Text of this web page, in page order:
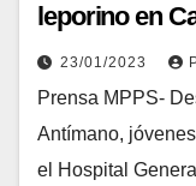
leporino en
23/01/2023
Prensa MPPS-
Antímano,
el Hospital